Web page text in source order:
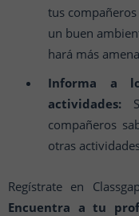
tus
un buen
hará más
Informa a
actividades:
compañeros
otras
Regístrate en
Encuentra a tu